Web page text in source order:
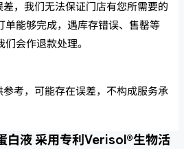
，我们无法保证门店有您所需要的
单能够完成，遇库存错误、售罄等
会作退款处理。
考，可能存在误差，不构成服务承
白液 采用专利Verisol®生物活